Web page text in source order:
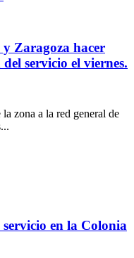
y Zaragoza hacer
servicio el viernes.
zona a la red general de
en la Colonia